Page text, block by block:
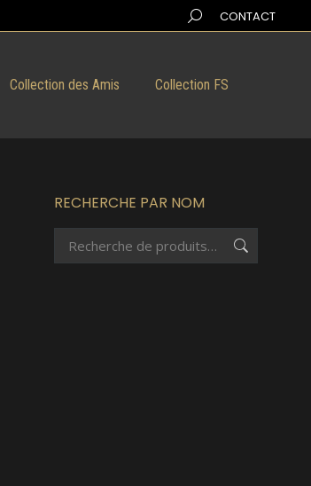
Search:CONTACT
Collection des Amis Collection FS
RECHERCHE PAR NOM